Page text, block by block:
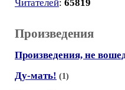
Читателей: 65819
Произведения
Произведения, не
Ду-мать! (1)